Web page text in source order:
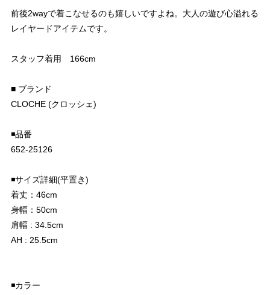
前後2wayで着こなせるのも嬉しいですよね。大人の遊び心溢れる
レイヤードアイテムです。
スタッフ着用 166cm
■ ブランド
CLOCHE (クロッシェ)
◾️品番
652-25126
◾️サイズ詳細(平置き)
着丈：46cm
身幅：50cm
肩幅 : 34.5cm
AH : 25.5cm
◾️カラー